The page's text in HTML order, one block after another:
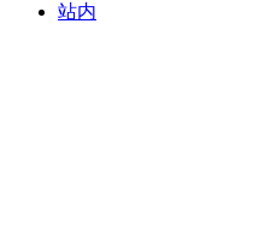
站内